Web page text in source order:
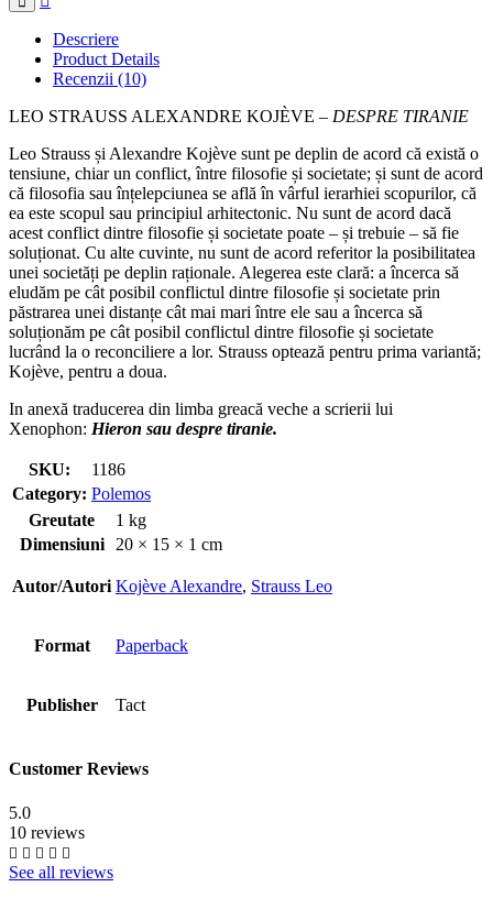
KOJÈVE
DESPRE
TIRANIE
Descriere
Product Details
Recenzii (10)
LEO STRAUSS ALEXANDRE KOJÈVE – DESPRE TIRANIE
Leo Strauss și Alexandre Kojève sunt pe deplin de acord că există o
tensiune, chiar un conflict, între filosofie și societate; și sunt de acord
că filosofia sau înțelepciunea se află în vârful ierarhiei scopurilor, că
ea este scopul sau principiul arhitectonic. Nu sunt de acord dacă
acest conflict dintre filosofie și societate poate – și trebuie – să fie
soluționat. Cu alte cuvinte, nu sunt de acord referitor la posibilitatea
unei societăți pe deplin raționale. Alegerea este clară: a încerca să
eludăm pe cât posibil conflictul dintre filosofie și societate prin
păstrarea unei distanțe cât mai mari între ele sau a încerca să
soluționăm pe cât posibil conflictul dintre filosofie și societate
lucrând la o reconciliere a lor. Strauss optează pentru prima variantă;
Kojève, pentru a doua.
In anexă traducerea din limba greacă veche a scrierii lui
Xenophon: Hieron sau despre tiranie.
SKU:
1186
Category: Polemos
Greutate
1 kg
Dimensiuni
20 × 15 × 1 cm
Autor/Autori Kojève Alexandre, Strauss Leo
Format Paperback
Publisher Tact
Customer Reviews
5.0
10 reviews
See all reviews